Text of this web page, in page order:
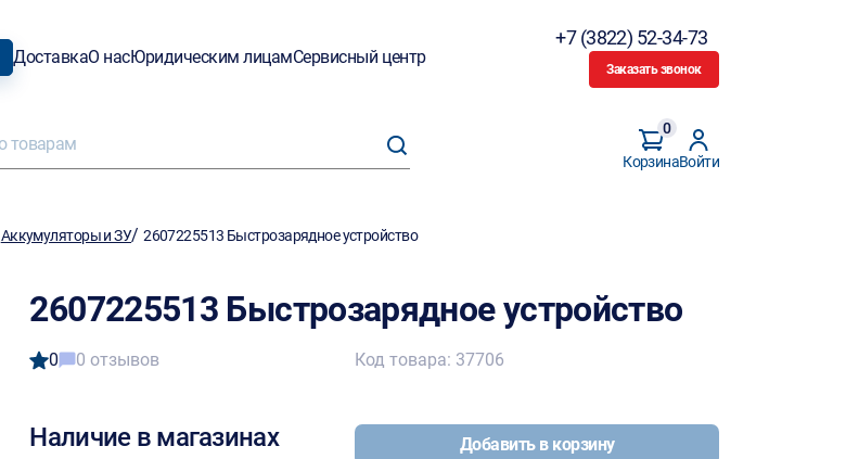
ДоставкаО насЮридическим лицамСервисный центр
+7 (3822) 52-34-73
Заказать звонок
Корзина
0
Войти
Аккумуляторы и ЗУ/2607225513 Быстрозарядное устройство
2607225513 Быстрозарядное устройство
0 0 отзывов
Наличие в магазинах
Код товара: 37706
Добавить в корзину